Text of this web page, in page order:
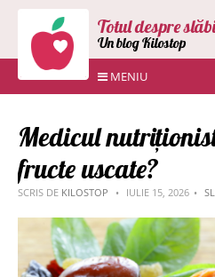
Totul despre
Un blog Kilostop
MENIU
Medicul
fructe uscate?
SCRIS DE KILOSTOP IULIE 15, 2026